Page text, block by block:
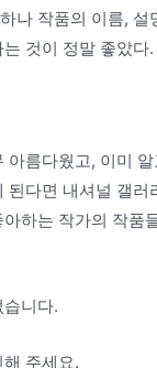
나 작품의 이름,
것이 정말 좋았다.
아름다웠고, 이미
된다면 내셔널 갤
하는 작가의 작품
니다.
주세요.